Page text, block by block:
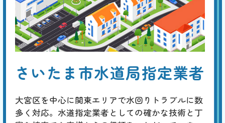
トイレのリフォーム
基本料
3,000円 W
EB
定
割
作業費
38,500円
部品代
0円〜
合計38,500円〜
省エネな照明への改善など、規模や予算に応じたトータルなコーディネ
ートが行えます。
さいたま市水道局指定業者
大宮区を中心に関東エリアで水回りトラブルに数
多く対応。水道指定業者としての確かな技術と丁